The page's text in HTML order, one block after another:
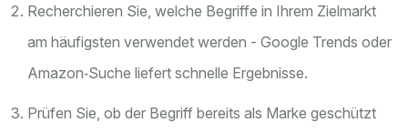
Recherchieren Sie, welche Begriffe in Ihrem Zielmarkt
am häufigsten verwendet werden - Google Trends oder
Amazon‑Suche liefert schnelle Ergebnisse.
Prüfen Sie, ob der Begriff bereits als Marke geschützt